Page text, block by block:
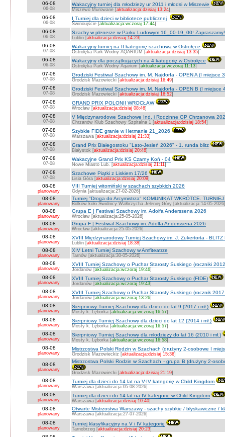
06-08
06-08
Wakacyjny turniej dla młodzieży ur 2011 i młodsi w Miszewie
Miszewo Murowane [aktualizacja:dzisiaj 13:24]
06-08
06-08
I Turniej dla dzieci w bibliotece publicznej
Świnoujście [aktualizacja:wczoraj 17:44]
06-08
06-08
Szachy w plenerze w Parku Ludowym 16_00-19_00! Zapraszamy!
Lublin [aktualizacja:dzisiaj 14:23]
06-08
07-08
Wakacyjny turniej na II kategorię szachową w Ostrołęce
Ostrołęka Park Wodny AQARIUM [aktualizacja:dzisiaj 13:35]
06-08
06-08
Wakacyjny dla początkujących na 4 kategorię w Ostrołęce
Ostrołęka Park Wodny Aqarium [aktualizacja:wczoraj 11:13]
07-08
07-08
Grodziski Festiwal Szachowy im. M. Najdorfa - OPEN A (I miejsce
Grodzisk Mazowiecki [aktualizacja:dzisiaj 16:49]
07-08
07-08
Grodziski Festiwal Szachowy im. M. Najdorfa - OPEN B (I miejsce
Grodzisk Mazowiecki [aktualizacja:dzisiaj 16:52]
07-08
07-08
GRAND PRIX POLONII WROCŁAW
Wrocław [aktualizacja:dzisiaj 08:46]
07-08
07-08
V Międzynarodowe Szachowe Ind. i Rodzinne GP Chrzanowa
Chrzanów Klub Szachowy Szpitalna 1 [aktualizacja:dzisiaj 18:54]
07-08
07-08
Szybkie FIDE granie w Hetmanie 21_2026
Warszawa [aktualizacja:dzisiaj 21:33]
07-08
07-08
Grand Prix Białegostoku "Lato-Jesień 2026" - 1. runda blitz
Białystok [aktualizacja:dzisiaj 20:46]
07-08
07-08
Wakacyjne Grand Prix KS Czarny Koń - 04
Nowe Miasto Lub. [aktualizacja:dzisiaj 21:11]
07-08
07-08
Szachowe Piątki z Liskiem 17/26
Lisia Góra [aktualizacja:dzisiaj 20:09]
08-08
planowany
VIII Turniej witomiński w szachach szybkich 2026
Gdynia [aktualizacja:27-02-2026]
08-08
planowany
Turniej "Droga do Arcymistrza" KOMUNIKAT WKRÓTCE.
Bolków koło Świdnicy Wałbrzycha Jeleniej Góry [aktualizacja:14-05-2026]
08-08
planowany
Grupa E | Festiwal Szachowy im. Adolfa Anderssena 2026
Wrocław [aktualizacja:25-05-2026]
08-08
planowany
Grupa F | Festiwal Szachowy im. Adolfa Anderssena 2026
Wrocław [aktualizacja:25-05-2026]
08-08
planowany
XVIII Międzynarodowy Turniej Szachowy im. J. Zukertorta -
Lublin [aktualizacja:dzisiaj 18:38]
08-08
planowany
XIV Letni Turniej Szachowy w Amfiteatrze
Tarnów [aktualizacja:30-05-2026]
08-08
planowany
XVIII Turniej Szachowy o Puchar Starosty Suskiego (roczniki
Jordanów [aktualizacja:wczoraj 19:46]
08-08
planowany
XVIII Turniej Szachowy o Puchar Starosty Suskiego (FIDE)
Jordanów [aktualizacja:wczoraj 19:43]
08-08
planowany
XVIII Turniej Szachowy o Puchar Starosty Suskiego (rocznik 2017
Jordanów [aktualizacja:wczoraj 13:26]
08-08
planowany
Sierpniowy Turniej Szachowy dla dzieci do lat 9 (2017 i mł.)
Mosty k. Lęborka [aktualizacja:wczoraj 16:57]
08-08
planowany
Sierpniowy Turniej Szachowy dla dzieci do lat 12 (2014 i mł.)
Mosty k. Lęborka [aktualizacja:wczoraj 16:57]
08-08
planowany
Sierpniowy Turniej Szachowy dla młodzieży do lat 16 (2010 i mł.)
Mosty k. Lęborka [aktualizacja:wczoraj 16:58]
08-08
planowany
Mistrzostwa Polski Rodzin w Szachach (drużyny 2-osobowe I
Grodzisk Mazowieckiz [aktualizacja:dzisiaj 15:36]
08-08
planowany
Mistrzostwa Polski Rodzin w Szachach - grupa B (drużyny 2-
Grodzisk Mazowiecki [aktualizacja:dzisiaj 21:19]
08-08
planowany
Turniej dla dzieci do 14 lat na V-IV kategorię w Child Kingdom
Warszawa [aktualizacja:05-08-2026]
08-08
planowany
Turniej dla dzieci do 14 lat na IV kategorię w Child Kingdom
Warszawa [aktualizacja:dzisiaj 10:40]
08-08
planowany
Otwarte Mistrzostwa Warszawy - szachy szybkie / błyskawiczne /
Warszawa [aktualizacja:27-07-2026]
08-08
planowany
Turniej klasyfikacyjny na V i IV kategorię
Tarnobrzeg [aktualizacja:dzisiaj 20:23]